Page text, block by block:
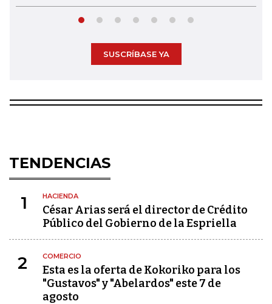
SUSCRÍBASE YA
TENDENCIAS
1 HACIENDA
César Arias será el director de Crédito
Público del Gobierno de la Espriella
2 COMERCIO
Esta es la oferta de Kokoriko para los
"Gustavos" y "Abelardos" este 7 de
agosto